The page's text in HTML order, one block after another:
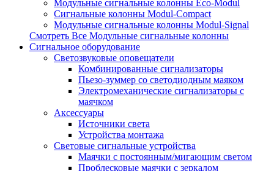
Модульные сигнальные колонны Eco-Modul
Сигнальные колонны Modul-Compact
Модульные сигнальные колонны Modul-Signal
Смотреть Все Модульные сигнальные колонны
Сигнальное оборудование
Светозвуковые оповещатели
Комбинированные сигнализаторы
Пьезо-зуммер со светодиодным маяком
Электромеханические сигнализаторы с
маячком
Аксессуары
Источники света
Устройства монтажа
Световые сигнальные устройства
Маячки с постоянным/мигающим светом
Проблесковые маячки с зеркалом